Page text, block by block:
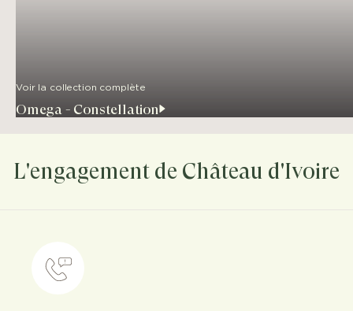
Voir la collection complète
Omega - Constellation
L'engagement de Château d'Ivoire